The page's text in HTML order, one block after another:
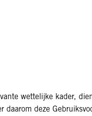
wettelijke kader,
deze